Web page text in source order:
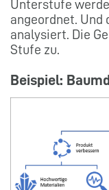
Unterstufe
angeordnet. Und
analysiert. Die
Stufe zu.
Beispiel: